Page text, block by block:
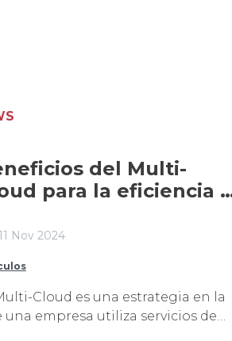
del Multi-
para la eficiencia y
Nov 2024
Cloud es una estrategia en la
una empresa utiliza servicios de